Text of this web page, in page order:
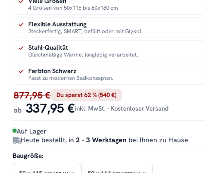
877,95 € Du sparst 62 % (540 €)
ab 337,95 €inkl. MwSt. · Kostenloser Versand
Auf Lager
Heute bestellt, in 2 - 3 Werktagen bei Ihnen zu Hause
4 Größen von 50x115 bis 60x180 cm.
Flexible Ausstattung
Steckerfertig, SMART, befüllt oder mit Glykol.
Stahl-Qualität
Gleichmäßige Wärme, langlebig verarbeitet.
Farbton Schwarz
Passt zu modernen Badkonzepten.
Baugröße: